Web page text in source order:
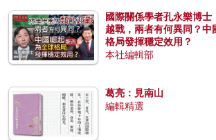
國際關係學者孔永樂博士
越戰，兩者有何異同？中
格局發揮穩定效用？
本社編輯部
葛亮：見南山
編輯精選